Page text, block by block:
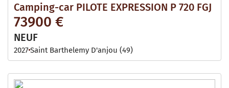
Camping-car PILOTE EXPRESSION P 720 FGJ
73900 €
NEUF
2027Saint Barthelemy D'anjou (49)